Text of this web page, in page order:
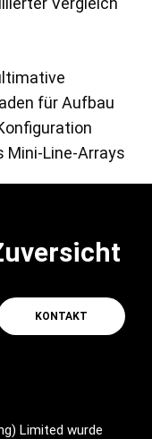
für Aufbau
Mini-Line-Arrays
KONTAKT
Limited wurde